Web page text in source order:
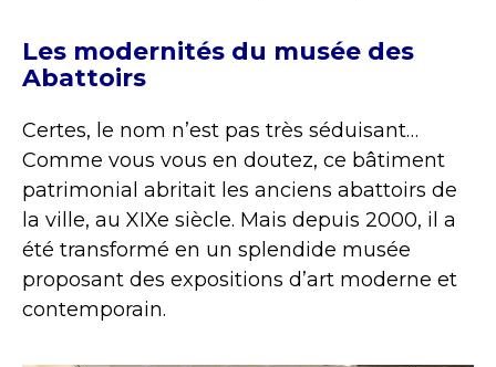
Les modernités du musée des
Abattoirs
Certes, le nom n’est pas très séduisant…
Comme vous vous en doutez, ce bâtiment
patrimonial abritait les anciens abattoirs de
la ville, au XIXe siècle. Mais depuis 2000, il a
été transformé en un splendide musée
proposant des expositions d’art moderne et
contemporain.